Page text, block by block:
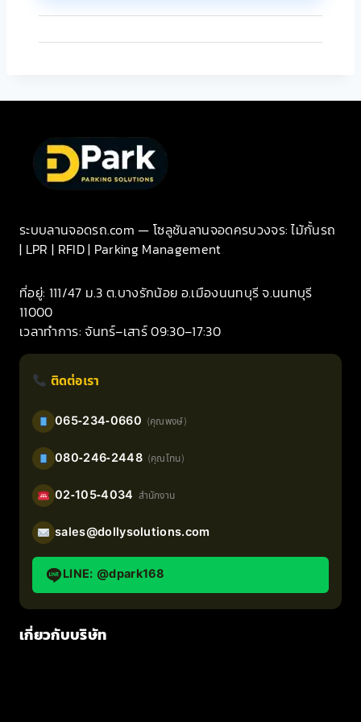
ระบบลานจอดรถ.com — โซลูชันลานจอดครบวงจร: ไม้กั้นรถ
| LPR | RFID | Parking Management
ที่อยู่: 111/47 ม.3 ต.บางรักน้อย อ.เมืองนนทบุรี จ.นนทบุรี
11000
เวลาทำการ: จันทร์–เสาร์ 09:30–17:30
ติดต่อเรา
065-234-0660 (คุณพงษ์)
080-246-2448 (คุณโทน)
02-105-4034 สำนักงาน
sales@dollysolutions.com
LINE: @dpark168
เกี่ยวกับบริษัท